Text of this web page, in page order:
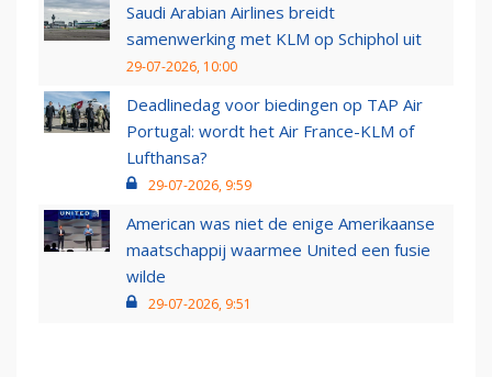
Saudi Arabian Airlines breidt
samenwerking met KLM op Schiphol uit
29-07-2026, 10:00
Deadlinedag voor biedingen op TAP Air
Portugal: wordt het Air France-KLM of
Lufthansa?
29-07-2026, 9:59
American was niet de enige Amerikaanse
maatschappij waarmee United een fusie
wilde
29-07-2026, 9:51